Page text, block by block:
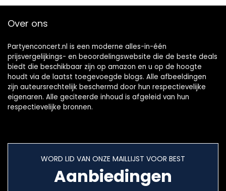
Over ons
Partyenconcert.nl is een moderne alles-in-één
prijsvergelijkings- en beoordelingswebsite die de beste deals
biedt die beschikbaar zijn op amazon en u op de hoogte
houdt via de laatst toegevoegde blogs. Alle afbeeldingen
zijn auteursrechtelijk beschermd door hun respectievelijke
eigenaren. Alle geciteerde inhoud is afgeleid van hun
respectievelijke bronnen.
WORD LID VAN ONZE MAILLIJST VOOR BEST
Aanbiedingen